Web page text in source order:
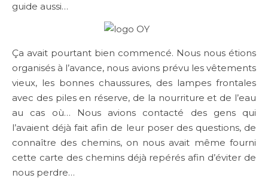
guide aussi…
Ça avait pourtant bien commencé. Nous nous étions
organisés à l’avance, nous avions prévu les vêtements
vieux, les bonnes chaussures, des lampes frontales
avec des piles en réserve, de la nourriture et de l’eau
au cas où… Nous avions contacté des gens qui
l’avaient déjà fait afin de leur poser des questions, de
connaître des chemins, on nous avait même fourni
cette carte des chemins déjà repérés afin d’éviter de
nous perdre…